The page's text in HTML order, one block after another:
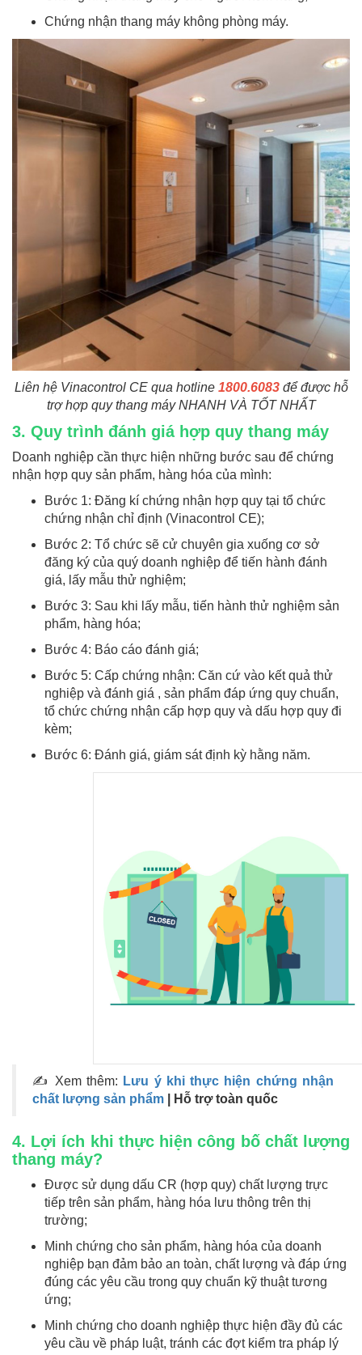
Chứng nhận thang máy không phòng máy.
Liên hệ Vinacontrol CE qua hotline 1800.6083 để được hỗ
trợ hợp quy thang máy NHANH VÀ TỐT NHẤT
3. Quy trình đánh giá hợp quy thang máy
Doanh nghiệp cần thực hiện những bước sau để chứng
nhận hợp quy sản phẩm, hàng hóa của mình:
Bước 1: Đăng kí chứng nhận hợp quy tại tổ chức
chứng nhận chỉ định (Vinacontrol CE);
Bước 2: Tổ chức sẽ cử chuyên gia xuống cơ sở
đăng ký của quý doanh nghiệp để tiến hành đánh
giá, lấy mẫu thử nghiệm;
Bước 3: Sau khi lấy mẫu, tiến hành thử nghiệm sản
phẩm, hàng hóa;
Bước 4: Báo cáo đánh giá;
Bước 5: Cấp chứng nhận: Căn cứ vào kết quả thử
nghiệp và đánh giá , sản phẩm đáp ứng quy chuẩn,
tổ chức chứng nhận cấp hợp quy và dấu hợp quy đi
kèm;
Bước 6: Đánh giá, giám sát định kỳ hằng năm.
✍ Xem thêm: Lưu ý khi thực hiện chứng nhận
chất lượng sản phẩm
| Hỗ trợ toàn quốc
4. Lợi ích khi thực hiện công bố chất lượng
thang máy?
Được sử dụng dấu CR (hợp quy) chất lượng trực
tiếp trên sản phẩm, hàng hóa lưu thông trên thị
trường;
Minh chứng cho sản phẩm, hàng hóa của doanh
nghiệp bạn đảm bảo an toàn, chất lượng và đáp ứng
đúng các yêu cầu trong quy chuẩn kỹ thuật tương
ứng;
Minh chứng cho doanh nghiệp thực hiện đầy đủ các
yêu cầu về pháp luật, tránh các đợt kiểm tra pháp lý